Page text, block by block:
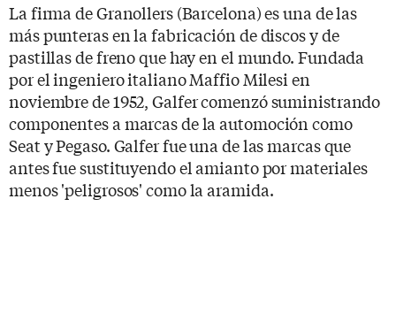
La firma de Granollers (Barcelona) es una de las
más punteras en la fabricación de discos y de
pastillas de freno que hay en el mundo. Fundada
por el ingeniero italiano Maffio Milesi en
noviembre de 1952, Galfer comenzó suministrando
componentes a marcas de la automoción como
Seat y Pegaso. Galfer fue una de las marcas que
antes fue sustituyendo el amianto por materiales
menos 'peligrosos' como la aramida.